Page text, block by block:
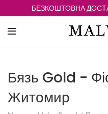
БЕЗКОШТОВНА
Бязь Gold -
Житомир